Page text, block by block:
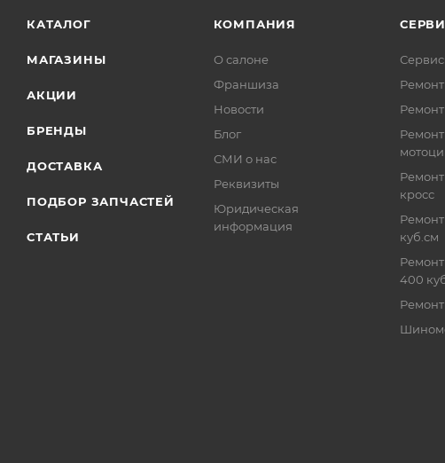
КАТАЛОГ
МАГАЗИНЫ
АКЦИИ
БРЕНДЫ
ДОСТАВКА
ПОДБОР ЗАПЧАСТЕЙ
СТАТЬИ
КОМПАНИЯ
О салоне
Франшиза
Новости
Блог
СМИ о нас
Реквизиты
Юридическая
информация
кросс
куб.см
400
Ремонт